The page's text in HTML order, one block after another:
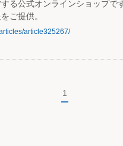
る公式オンラインショップ
ご提供。
article325267/
1